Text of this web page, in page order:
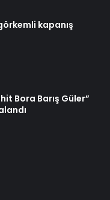
kapanış
Bora Barış Güler”